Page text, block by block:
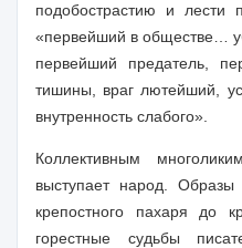
подобострастию и лести
«первейший в обществе…
первейший предатель,
тишины, враг лютейший,
внутренность слабого».
Коллективным
выступает народ. Образы
крепостного пахаря до
горестные судьбы